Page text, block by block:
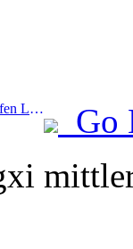
Prev:Urbane Convenience-Hotels schaffen Leistungsmaßstäbe und fördern die Branchenentwicklung
Go